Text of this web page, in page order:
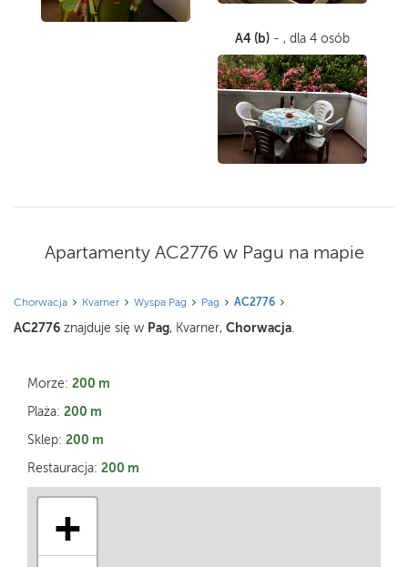
A4 (b) - , dla 4 osób
Apartamenty AC2776 w Pagu na mapie
Chorwacja Kvarner Wyspa Pag Pag AC2776
AC2776 znajduje się w Pag, Kvarner, Chorwacja
Morze: 200 m
Plaża: 200 m
Sklep: 200 m
Restauracja: 200 m
+